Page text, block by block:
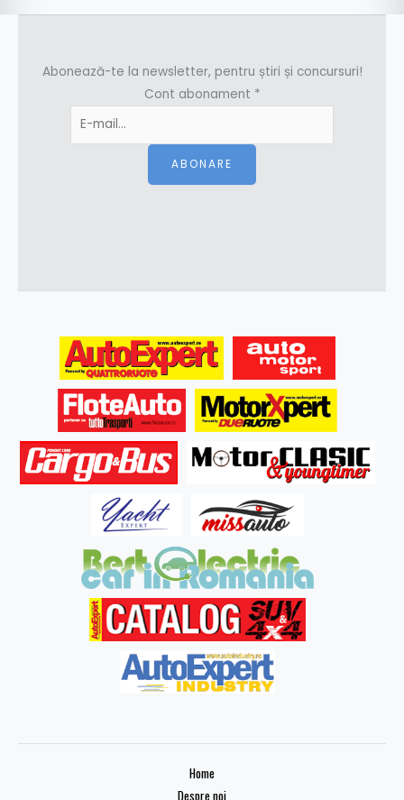
Abonează-te la newsletter, pentru știri și concursuri!
Cont abonament *
ABONARE
Home
Despre noi